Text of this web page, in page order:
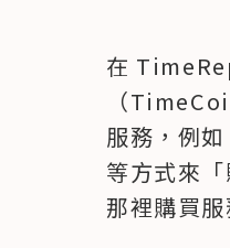
在
（
服務，例
等方式來
那裡購買服